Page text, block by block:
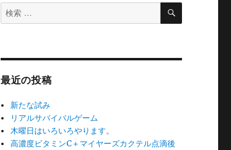
検
索
検
最近の投稿
新たな試み
リアルサバイバルゲーム
木曜日はいろいろやります。
高濃度ビタミンC＋マイヤーズカクテル点滴後